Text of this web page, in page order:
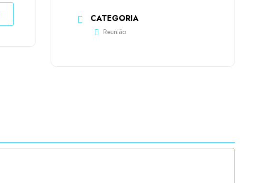
CATEGORIA
Reunião